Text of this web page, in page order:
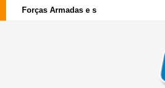
Forças Armadas e sociedade civil